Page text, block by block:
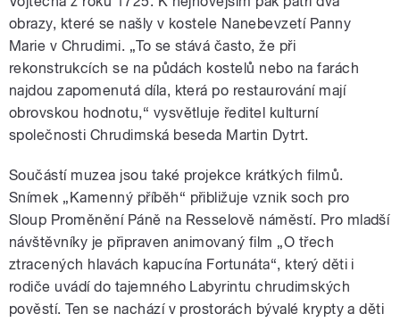
obrazy, které se našly v kostele Nanebevzetí Panny
Marie v Chrudimi. „To se stává často, že při
rekonstrukcích se na půdách kostelů nebo na farách
najdou zapomenutá díla, která po restaurování mají
obrovskou hodnotu,“ vysvětluje ředitel kulturní
společnosti Chrudimská beseda Martin Dytrt.
Součástí muzea jsou také projekce krátkých filmů.
Snímek „Kamenný příběh“ přibližuje vznik soch pro
Sloup Proměnění Páně na Resselově náměstí. Pro mladší
návštěvníky je připraven animovaný film „O třech
ztracených hlavách kapucína Fortunáta“, který děti i
rodiče uvádí do tajemného Labyrintu chrudimských
pověstí. Ten se nachází v prostorách bývalé krypty a děti